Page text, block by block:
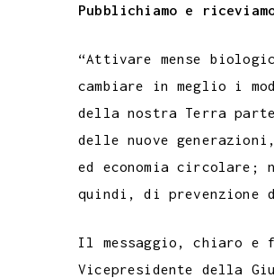
c
e
b
o
o
k
i
t
e
r
a
s
A
p
p
l
e
g
r
a
m
s
s
a
g
e
Pubblichiamo e
“Attivare mense
cambiare in meglio i
della nostra Terra
delle nuove
ed economia
quindi, di
Il messaggio, chiaro
Vicepresidente della